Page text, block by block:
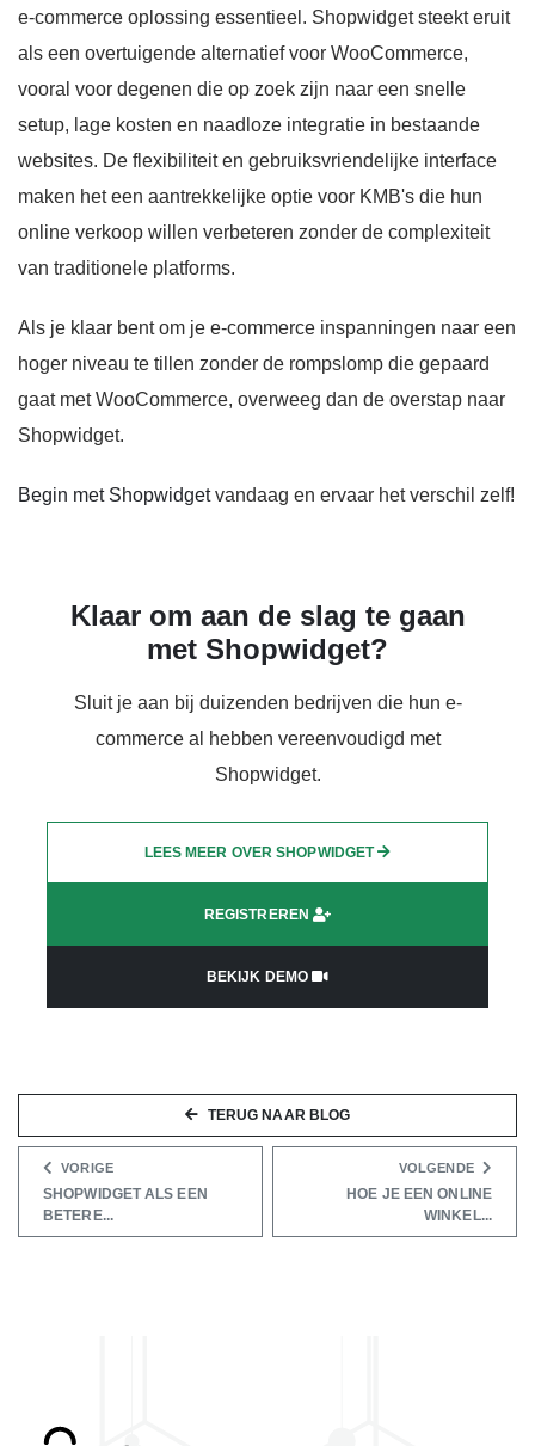
e-commerce oplossing essentieel. Shopwidget steekt eruit
als een overtuigende alternatief voor WooCommerce,
vooral voor degenen die op zoek zijn naar een snelle
setup, lage kosten en naadloze integratie in bestaande
websites. De flexibiliteit en gebruiksvriendelijke interface
maken het een aantrekkelijke optie voor KMB's die hun
online verkoop willen verbeteren zonder de complexiteit
van traditionele platforms.
Als je klaar bent om je e-commerce inspanningen naar een
hoger niveau te tillen zonder de rompslomp die gepaard
gaat met WooCommerce, overweeg dan de overstap naar
Shopwidget.
Begin met Shopwidgetvandaag en ervaar het verschil zelf!
Klaar om aan de slag te gaan
met Shopwidget?
Sluit je aan bij duizenden bedrijven die hun e-
commerce al hebben vereenvoudigd met
Shopwidget.
LEES MEER OVER SHOPWIDGET
REGISTREREN
BEKIJK DEMO
TERUG NAAR BLOG
VORIGE
SHOPWIDGET ALS EEN
BETERE...
VOLGENDE
HOE JE EEN ONLINE
WINKEL...